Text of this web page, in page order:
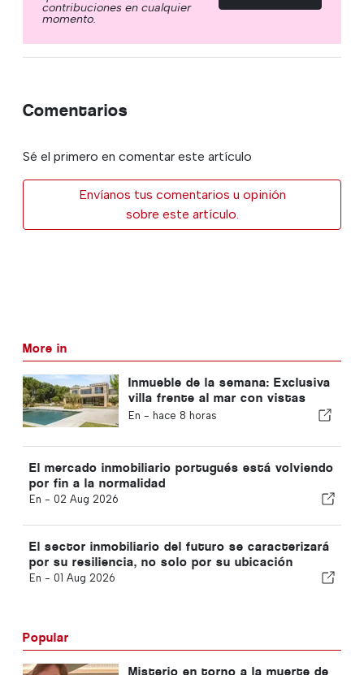
contribuciones en cualquier
momento.
Comentarios
Sé el primero en comentar este artículo
Envíanos tus comentarios u opinión
sobre este artículo.
More in
Inmueble de la semana: Exclusiva
villa frente al mar con vistas
panorámicas al mar y a la sierra
En - hace 8 horas
El mercado inmobiliario portugués está volviendo
por fin a la normalidad
En - 02 Aug 2026
El sector inmobiliario del futuro se caracterizará
por su resiliencia, no solo por su ubicación
En - 01 Aug 2026
Popular
Misterio en torno a la muerte de